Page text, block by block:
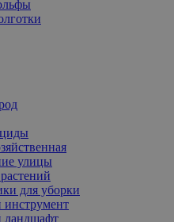
улицы
для уборки
ландшафт